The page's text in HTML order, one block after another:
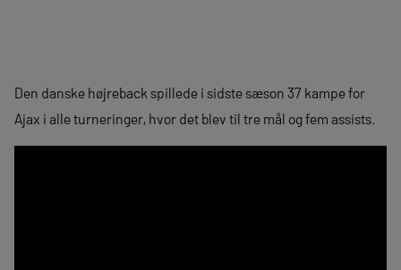
Den danske højreback spillede i sidste sæson 37 kampe for
Ajax i alle turneringer, hvor det blev til tre mål og fem assists.